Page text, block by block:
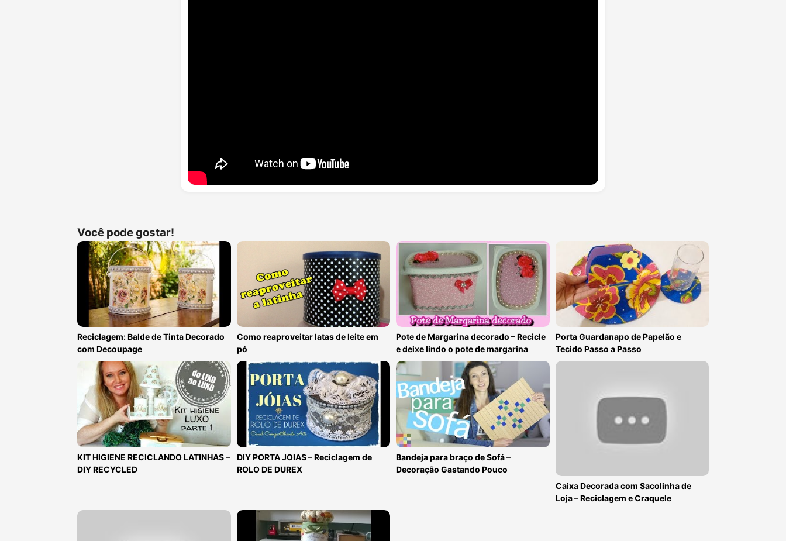
Você pode gostar!
Reciclagem: Balde de Tinta Decorado
com Decoupage
Como reaproveitar latas de leite em
pó
Pote de Margarina decorado – Recicle
e deixe lindo o pote de margarina
Porta Guardanapo de Papelão e
Tecido Passo a Passo
KIT HIGIENE RECICLANDO LATINHAS –
DIY RECYCLED
DIY PORTA JOIAS – Reciclagem de
ROLO DE DUREX
Bandeja para braço de Sofá –
Decoração Gastando Pouco
Caixa Decorada com Sacolinha de
Loja – Reciclagem e Craquele